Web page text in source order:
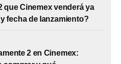
que Cinemex venderá ya
fecha de lanzamiento?
2 en Cinemex: